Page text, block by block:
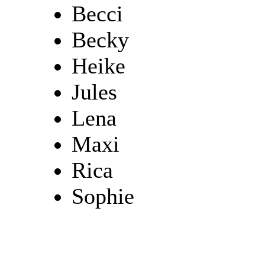
Becci
Becky
Heike
Jules
Lena
Maxi
Rica
Sophie